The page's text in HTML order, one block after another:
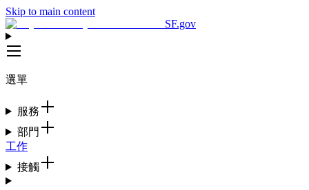
Skip to main content
SF.gov
選單
服務
部門
工作
接觸